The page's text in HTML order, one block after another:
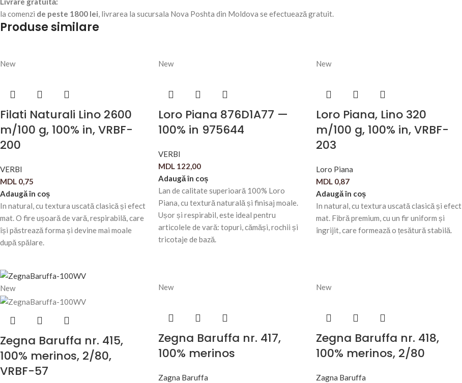
la comenzi de peste 1800 lei, livrarea la sucursala Nova Poshta din Moldova se efectuează gratuit.
Produse similare
New
Filati Naturali Lino 2600
m/100 g, 100% in, VRBF-
200
VERBI
MDL 0,75
Adaugă în coș
In natural, cu textura uscată clasică și efect
mat. O fire ușoară de vară, respirabilă, care
își păstrează forma și devine mai moale
după spălare.
New
Loro Piana 876D1A77 —
100% in 975644
VERBI
MDL122,00
Adaugă în coș
Lan de calitate superioară 100% Loro
Piana, cu textură naturală și finisaj moale.
Ușor și respirabil, este ideal pentru
articolele de vară: topuri, cămăși, rochii și
tricotaje de bază.
New
Loro Piana, Lino 320
m/100 g, 100% in, VRBF-
203
Loro Piana
MDL 0,87
Adaugă în coș
In natural, cu textura uscată clasică și efect
mat. Fibră premium, cu un fir uniform și
îngrijit, care formează o țesătură stabilă.
New
Zegna Baruffa nr. 415,
100% merinos, 2/80,
VRBF-57
New
Zegna Baruffa nr. 417,
100% merinos
Zagna Baruffa
New
Zegna Baruffa nr. 418,
100% merinos, 2/80
Zagna Baruffa